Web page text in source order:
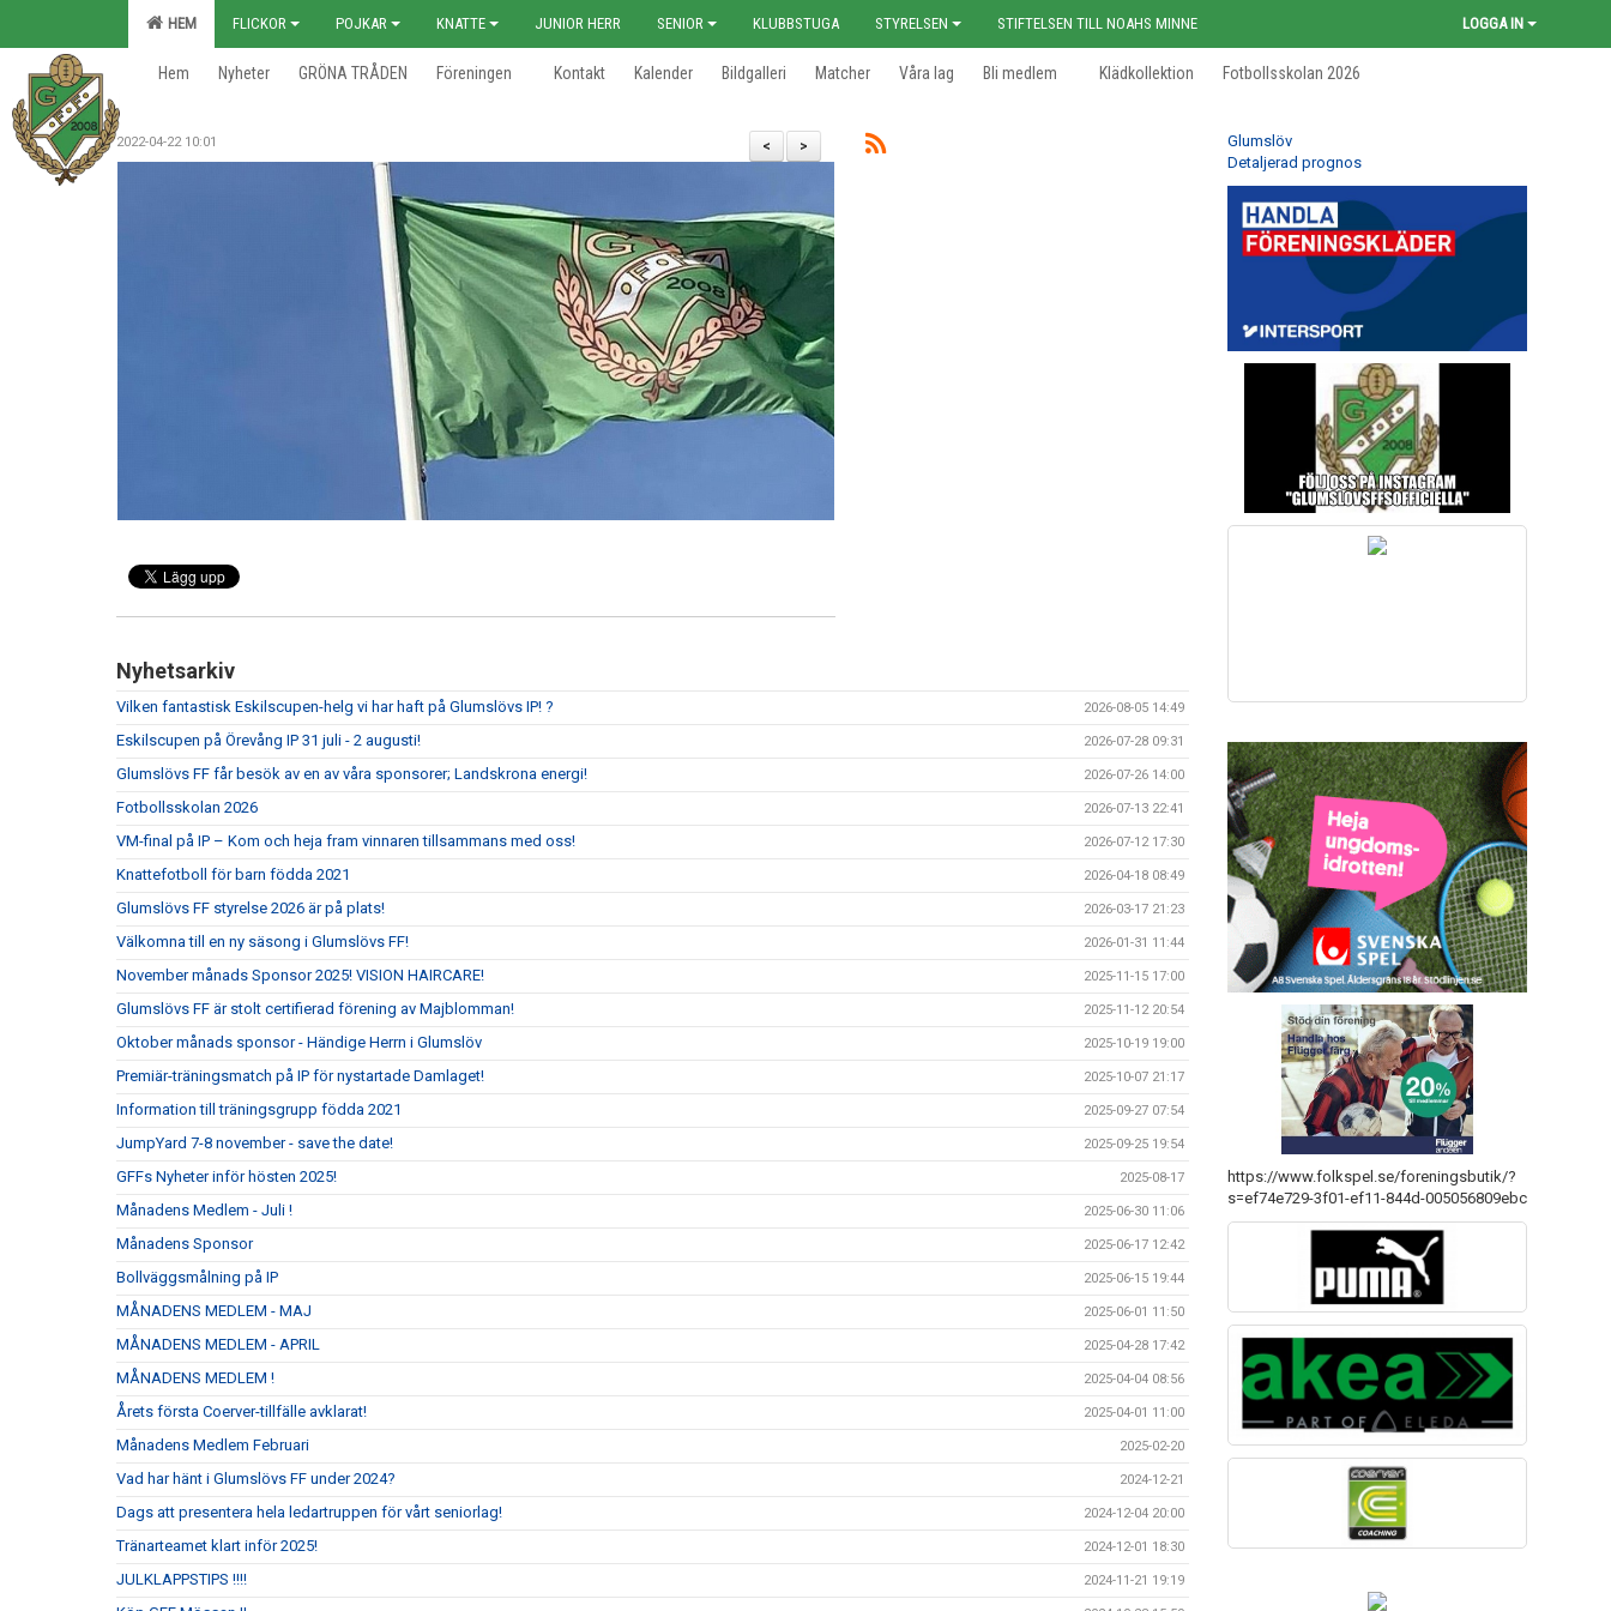
HEM FLICKOR POJKAR KNATTE JUNIOR HERR SENIOR KLUBBSTUGA STYRELSEN STIFTELSEN TILL NOAHS MINNE LOGGA IN
Hem Nyheter GRÖNA TRÅDEN Föreningen Kontakt Kalender Bildgalleri Matcher Våra lag Bli medlem Klädkollektion Fotbollsskolan 2026
>
<
2022-04-22 10:01
Nyhetsarkiv
Vilken fantastisk Eskilscupen-helg vi har haft på Glumslövs IP! ? 2026-08-05 14:49
Eskilscupen på Örevång IP 31 juli - 2 augusti! 2026-07-28 09:31
Glumslövs FF får besök av en av våra sponsorer; Landskrona energi! 2026-07-26 14:00
Fotbollsskolan 2026 2026-07-13 22:41
VM-final på IP – Kom och heja fram vinnaren tillsammans med oss! 2026-07-12 17:30
Knattefotboll för barn födda 2021 2026-04-18 08:49
Glumslövs FF styrelse 2026 är på plats! 2026-03-17 21:23
Välkomna till en ny säsong i Glumslövs FF! 2026-01-31 11:44
November månads Sponsor 2025! VISION HAIRCARE! 2025-11-15 17:00
Glumslövs FF är stolt certifierad förening av Majblomman! 2025-11-12 20:54
Oktober månads sponsor - Händige Herrn i Glumslöv 2025-10-19 19:00
Premiär-träningsmatch på IP för nystartade Damlaget! 2025-10-07 21:17
Information till träningsgrupp födda 2021 2025-09-27 07:54
JumpYard 7-8 november - save the date! 2025-09-25 19:54
GFFs Nyheter inför hösten 2025! 2025-08-17
Månadens Medlem - Juli ! 2025-06-30 11:06
Månadens Sponsor 2025-06-17 12:42
Bollväggsmålning på IP 2025-06-15 19:44
MÅNADENS MEDLEM - MAJ 2025-06-01 11:50
MÅNADENS MEDLEM - APRIL 2025-04-28 17:42
MÅNADENS MEDLEM ! 2025-04-04 08:56
Årets första Coerver-tillfälle avklarat! 2025-04-01 11:00
Månadens Medlem Februari 2025-02-20
Vad har hänt i Glumslövs FF under 2024? 2024-12-21
Dags att presentera hela ledartruppen för vårt seniorlag! 2024-12-04 20:00
Tränarteamet klart inför 2025! 2024-12-01 18:30
JULKLAPPSTIPS !!!! 2024-11-21 19:19
Glumslöv
Detaljerad prognos
https://www.folkspel.se/foreningsbutik/?
s=ef74e729-3f01-ef11-844d-005056809ebc